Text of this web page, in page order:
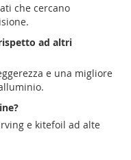
che cercano
ad altri
e una migliore
e kitefoil ad alte